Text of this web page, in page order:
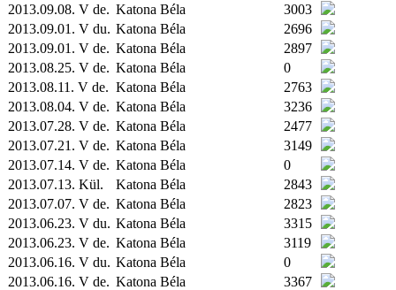
2013.09.08. V de. Katona Béla
3003
2013.09.01. V du. Katona Béla
2696
2013.09.01. V de. Katona Béla
2897
2013.08.25. V de. Katona Béla
0
2013.08.11. V de. Katona Béla
2763
2013.08.04. V de. Katona Béla
3236
2013.07.28. V de. Katona Béla
2477
2013.07.21. V de. Katona Béla
3149
2013.07.14. V de. Katona Béla
0
2013.07.13. Kül. Katona Béla
2843
2013.07.07. V de. Katona Béla
2823
2013.06.23. V du. Katona Béla
3315
2013.06.23. V de. Katona Béla
3119
2013.06.16. V du. Katona Béla
0
2013.06.16. V de. Katona Béla
3367